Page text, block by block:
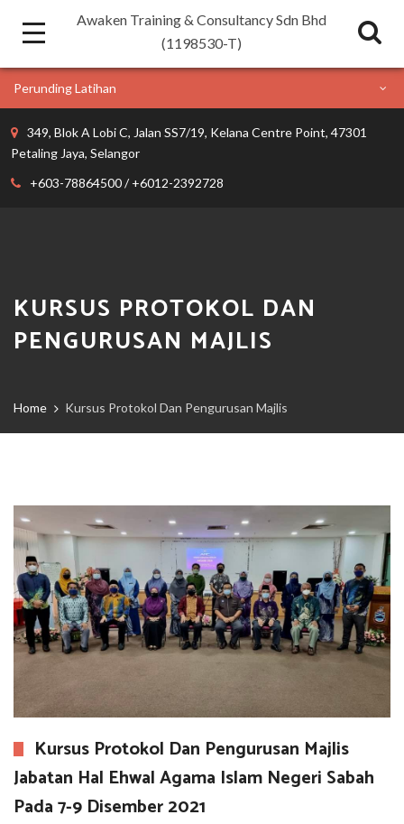
Awaken Training & Consultancy Sdn Bhd
(1198530-T)
Perunding Latihan
349, Blok A Lobi C, Jalan SS7/19, Kelana Centre Point, 47301
Petaling Jaya, Selangor
+603-78864500 / +6012-2392728
KURSUS PROTOKOL DAN
PENGURUSAN MAJLIS
Home Kursus Protokol Dan Pengurusan Majlis
Kursus Protokol Dan Pengurusan Majlis
Jabatan Hal Ehwal Agama Islam Negeri Sabah
Pada 7-9 Disember 2021